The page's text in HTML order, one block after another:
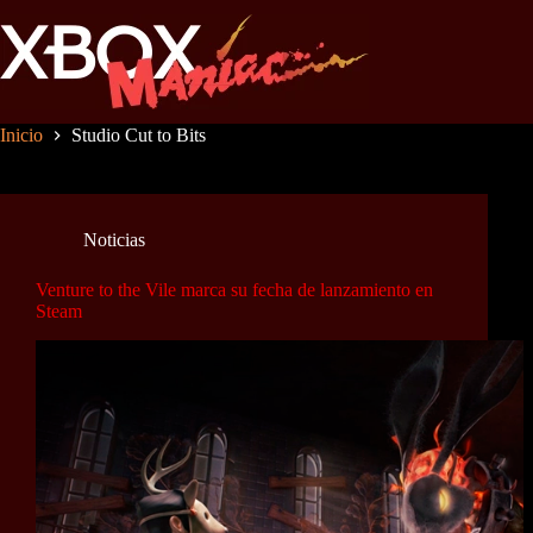
al
contenido
Inicio Studio Cut to Bits
Noticias
Venture to the Vile marca su fecha de lanzamiento en
Steam